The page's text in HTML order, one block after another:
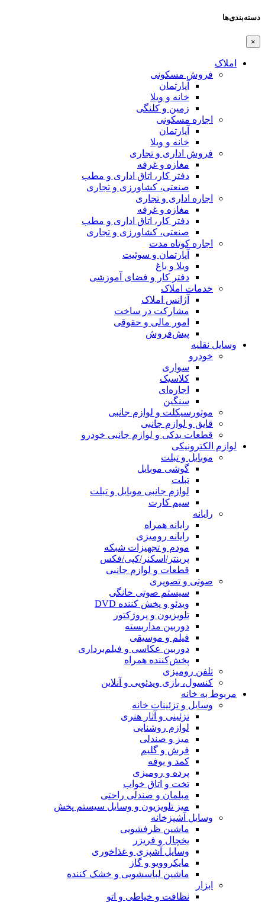
دسته‌بندی‌ها
×
املاک
فروش مسکونی
آپارتمان
خانه و ویلا
زمین و کلنگی
اجاره مسکونی
آپارتمان
خانه و ویلا
فروش اداری و تجاری
مغازه و غرفه
دفتر کار، اتاق اداری و مطب
صنعتی،‌ کشاورزی و تجاری
اجاره اداری و تجاری
مغازه و غرفه
دفتر کار، اتاق اداری و مطب
صنعتی،‌ کشاورزی و تجاری
اجاره کوتاه مدت
آپارتمان و سوئیت
ویلا و باغ
دفتر کار و فضای آموزشی
خدمات املاک
آژانس املاک
مشارکت در ساخت
امور مالی و حقوقی
پیش‌فروش
وسایل نقلیه
خودرو
سواری
کلاسیک
اجاره‌ای
سنگین
موتورسیکلت و لوازم جانبی
قایق و لوازم جانبی
قطعات یدکی و لوازم جانبی خودرو
لوازم الکترونیکی
موبایل و تبلت
گوشی موبایل
تبلت
لوازم جانبی موبایل و تبلت
سیم کارت
رایانه
رایانه همراه
رایانه رومیزی
مودم و تجهیزات شبکه
پرینتر/اسکنر/کپی/فکس
قطعات و لوازم جانبی
صوتی و تصویری
سیستم صوتی خانگی
ویدئو و پخش کننده DVD
تلویزیون و پروژکتور
دوربین مداربسته
فیلم و موسیقی
دوربین عکاسی و فیلم‌برداری
پخش‌کننده همراه
تلفن رومیزی
کنسول، بازی‌ ویدئویی و آنلاین
مربوط به خانه
وسایل و تزئینات خانه
تزئینی و آثار هنری
لوازم روشنایی
میز و صندلی
فرش و گلیم
کمد و بوفه
پرده و رومیزی
تخت و اتاق خواب
مبلمان و صندلی راحتی
میز تلویزیون و وسایل سیستم پخش
وسایل آشپزخانه
ماشین ظرفشویی
یخچال و فریزر
وسایل آشپزی و غذاخوری
مایکروویو و گاز
ماشین لباسشویی و خشک کننده
ابزار
نظافت و خیاطی و اتو